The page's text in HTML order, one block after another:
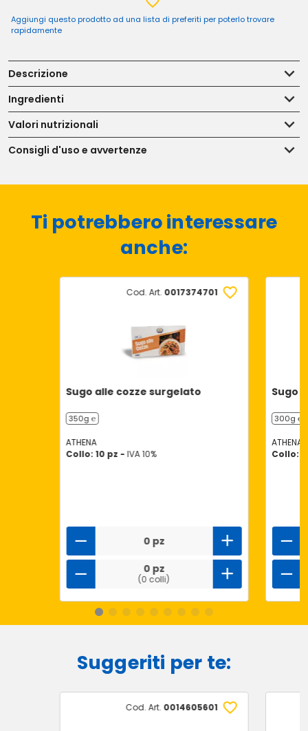
Aggiungi questo prodotto ad una lista di preferiti per poterlo trovare
rapidamente
Descrizione
Ingredienti
Valori nutrizionali
Consigli d'uso e avvertenze
Ti potrebbero interessare
anche:
Cod. Art. 0017374701
Sugo alle cozze surgelato
350g ℮
ATHENA
Collo: 10 pz - IVA 10%
0 pz
0 pz
(0 colli)
Sugo
300g ℮
ATHENA
Collo:
Suggeriti per te:
Cod. Art. 0014605601